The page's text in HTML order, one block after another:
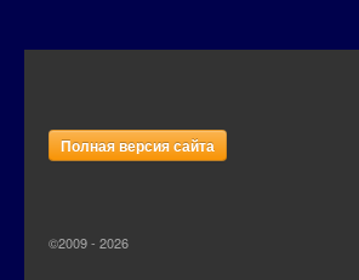
Полная версия сайта
©2009 - 2026